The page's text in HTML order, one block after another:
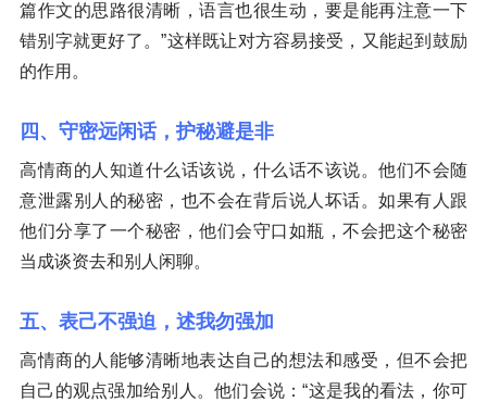
篇作文的思路很清晰，语言也很生动，要是能再注意一下
错别字就更好了。”这样既让对方容易接受，又能起到鼓励
的作用。
四、守密远闲话，护秘避是非
高情商的人知道什么话该说，什么话不该说。他们不会随
意泄露别人的秘密，也不会在背后说人坏话。如果有人跟
他们分享了一个秘密，他们会守口如瓶，不会把这个秘密
当成谈资去和别人闲聊。
五、表己不强迫，述我勿强加
高情商的人能够清晰地表达自己的想法和感受，但不会把
自己的观点强加给别人。他们会说：“这是我的看法，你可